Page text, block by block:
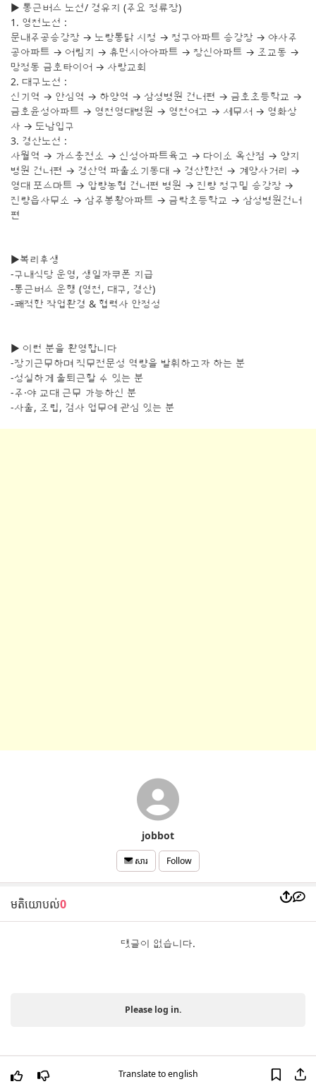
▶ 통근버스 노선/ 경유지 (주요 정류장)
1. 영천노선 :
문내주공승강장 → 노랑통닭 시청 → 청구아파트 승강장 → 야사주
공아파트 → 어림지 → 휴먼시아아파트 → 창신아파트 → 조교동 →
망정동 금호타이어 → 사랑교회
2. 대구노선 :
신기역 → 안심역 → 하양역 → 삼셩병원 건너편 → 금호초등학교 →
금호윤성아파트 → 영천영대병원 → 영천여고 → 세무서 → 영화상
사 → 도남입구
3. 경산노선 :
사월역 → 가스충전소 → 신성아파트육고 → 다이소 옥산점 → 양지
병원 건너편 → 경산역 파출소기동대 → 경산한전 → 계양사거리 →
영대 포스마트 → 압량농협 건너편 병원 → 진량 청구밑 승강장 →
진량읍사무소 → 삼주봉황아파트 → 금락초등학교 → 삼성병원건너
편
▶복리후생
-구내식당 운영, 생일자쿠폰 지급
-통근버스 운행 (영천, 대구, 경산)
-쾌적한 작업환경 & 협력사 안정성
▶ 이런 분을 환영합니다
-장기근무하며 직무전문성 역량을 발휘하고자 하는 분
-성실하게 출퇴근할 수 있는 분
-주·야 교대 근무 가능하신 분
-사출, 조립, 검사 업무에 관심 있는 분
jobbot
សារ Follow
មតិយោបល់0
댓글이 없습니다.
Please log in.
Translate to english